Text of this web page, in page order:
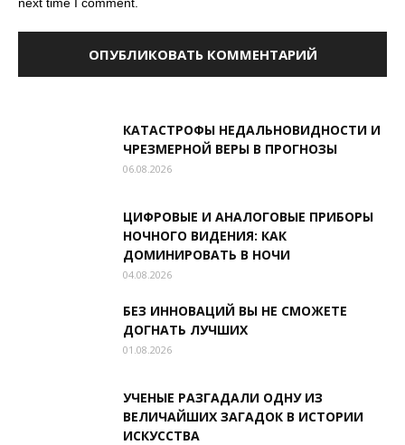
КАТАСТРОФЫ НЕДАЛЬНОВИДНОСТИ И
ЧРЕЗМЕРНОЙ ВЕРЫ В ПРОГНОЗЫ
06.08.2026
ЦИФРОВЫЕ И АНАЛОГОВЫЕ ПРИБОРЫ
НОЧНОГО ВИДЕНИЯ: КАК
ДОМИНИРОВАТЬ В НОЧИ
04.08.2026
БЕЗ ИННОВАЦИЙ ВЫ НЕ СМОЖЕТЕ
ДОГНАТЬ ЛУЧШИХ
01.08.2026
УЧЕНЫЕ РАЗГАДАЛИ ОДНУ ИЗ
ВЕЛИЧАЙШИХ ЗАГАДОК В ИСТОРИИ
ИСКУССТВА